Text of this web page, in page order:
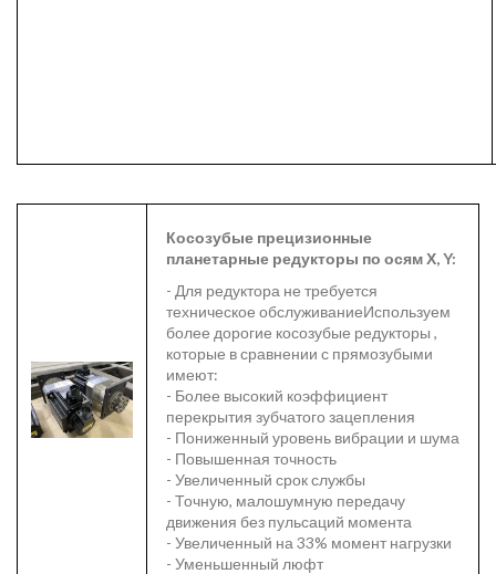
Косозубые прецизионные
планетарные редукторы по осям Х, Y:
- Для редуктора не требуется
техническое обслуживаниеИспользуем
более дорогие косозубые редукторы ,
которые в сравнении с прямозубыми
имеют:
- Более высокий коэффициент
перекрытия зубчатого зацепления
- Пониженный уровень вибрации и шума
- Повышенная точность
- Увеличенный срок службы
- Точную, малошумную передачу
движения без пульсаций момента
- Увеличенный на 33% момент нагрузки
- Уменьшенный люфт